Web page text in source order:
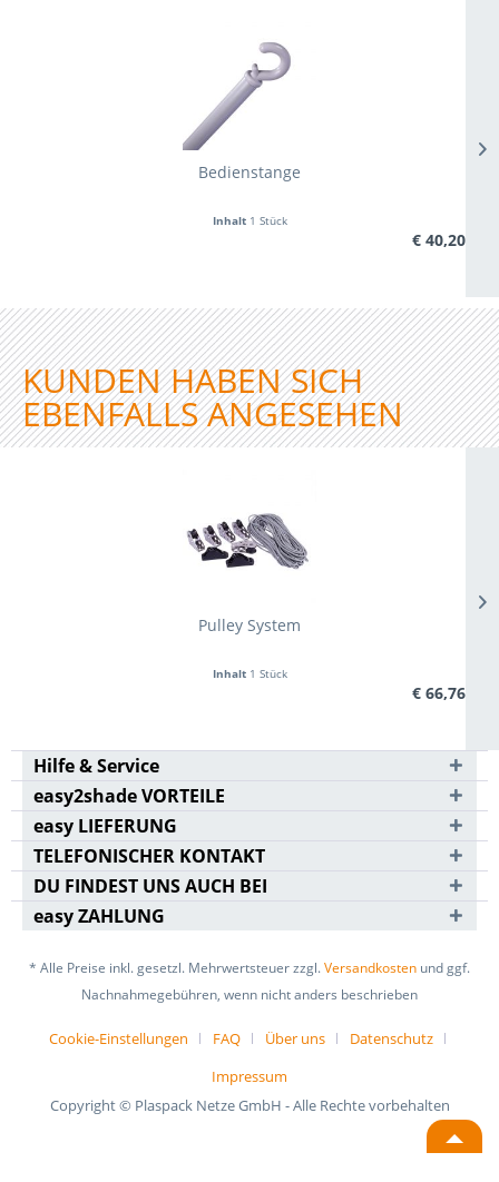
Bedienstange
Inhalt 1 Stück
€ 40,20
KUNDEN HABEN SICH
EBENFALLS ANGESEHEN
Pulley System
Inhalt 1 Stück
€ 66,76
Hilfe & Service
easy2shade VORTEILE
easy LIEFERUNG
TELEFONISCHER KONTAKT
DU FINDEST UNS AUCH BEI
easy ZAHLUNG
* Alle Preise inkl. gesetzl. Mehrwertsteuer zzgl.Versandkosten und ggf.
Nachnahmegebühren, wenn nicht anders beschrieben
Cookie-Einstellungen FAQ Über uns
Datenschutz
Impressum
Copyright © Plaspack Netze GmbH - Alle Rechte vorbehalten